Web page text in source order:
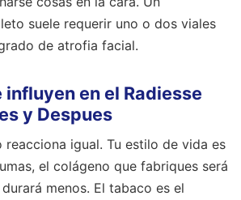
suele requerir uno o dos viales
de atrofia facial.
influyen en el Radiesse
y Despues
igual. Tu estilo de vida es
el colágeno que fabriques será
menos. El tabaco es el